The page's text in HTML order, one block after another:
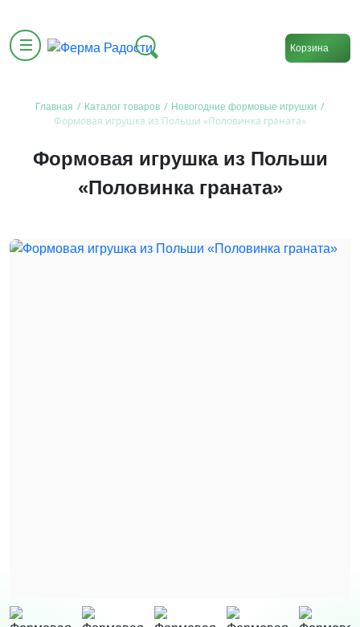
Корзина
Главная / Каталог товаров / Новогодние формовые игрушки /
Формовая игрушка из Польши «Половинка граната»
Формовая игрушка из Польши
«Половинка граната»